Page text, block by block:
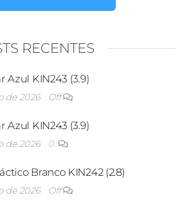
RECENTES
Azul KIN243 (3.9)
de 2026 Off
Azul KIN243 (3.9)
de 2026 0
Branco KIN242 (2.8)
de 2026 Off